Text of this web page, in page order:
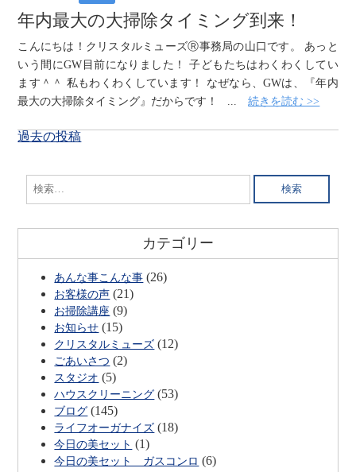
年内最大の大掃除タイミング到来！
こんにちは！クリスタルミューズⓇ事務局の山口です。 あっと
いう間にGW目前になりました！ 子どもたちはわくわくしてい
ます＾＾ 私もわくわくしています！ なぜなら、GWは、『年内
最大の大掃除タイミング』だからです！ ...続きを読む >>
投
ナ
ビ
ー
シ
過去の投稿
検
索:
カテゴリー
あんな事こんな事 (26)
お客様の声 (21)
お掃除講座 (9)
お知らせ (15)
クリスタルミューズ (12)
ごあいさつ (2)
スタジオ (5)
ハウスクリーニング (53)
ブログ (145)
ライフオーガナイズ (18)
今日の美セット (1)
今日の美セット ガスコンロ (6)